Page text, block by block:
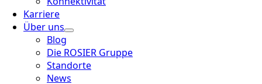
Karriere
Über uns
Blog
Die ROSIER Gruppe
Standorte
News